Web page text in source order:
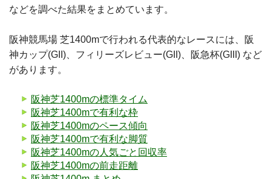
などを調べた結果をまとめています。
阪神競馬場 芝1400mで行われる代表的なレースには、阪
神カップ(GII)、フィリーズレビュー(GII)、阪急杯(GIII) など
があります。
阪神芝1400mの標準タイム
阪神芝1400mで有利な枠
阪神芝1400mのペース傾向
阪神芝1400mで有利な脚質
阪神芝1400mの人気ごと回収率
阪神芝1400mの前走距離